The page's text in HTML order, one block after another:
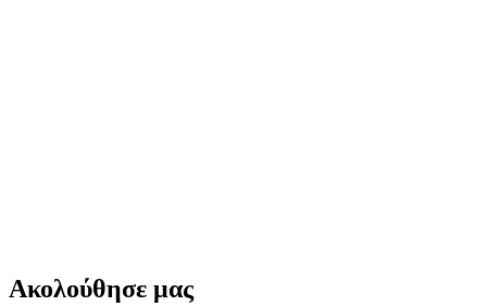
Ακολούθησε μας